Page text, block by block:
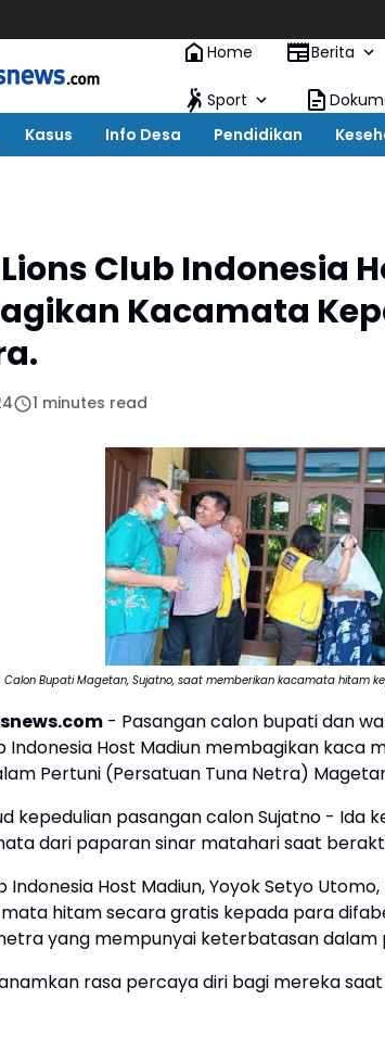
Home
Berita
Sport
Kasus Info Desa Pendidikan
Club Indonesia
Kacamata
1 minutes read
Calon Bupati Magetan, Sujatno, saat memberikan kacamata hitam
- Pasangan calon bupati dan
Indonesia Host Madiun membagikan
Pertuni (Persatuan Tuna Netra)
kepedulian pasangan calon Sujatno - Ida
dari paparan sinar matahari saat
Indonesia Host Madiun, Yoyok Setyo
hitam secara gratis kepada para
yang mempunyai keterbatasan dalam
rasa percaya diri bagi mereka